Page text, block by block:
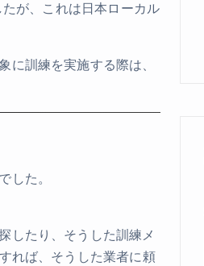
が、これは日本ローカル
に訓練を実施する際は、
した。
したり、そうした訓練メ
れば、そうした業者に頼